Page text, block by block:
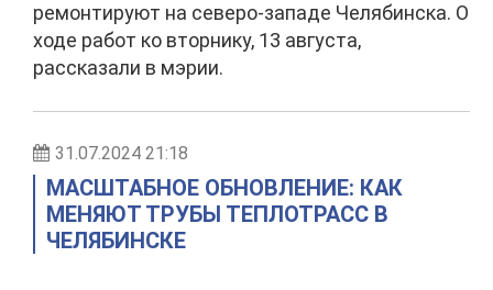
ремонтируют на северо-западе Челябинска. О
ходе работ ко вторнику, 13 августа,
рассказали в мэрии.
31.07.2024 21:18
МАСШТАБНОЕ ОБНОВЛЕНИЕ: КАК
МЕНЯЮТ ТРУБЫ ТЕПЛОТРАСС В
ЧЕЛЯБИНСКЕ